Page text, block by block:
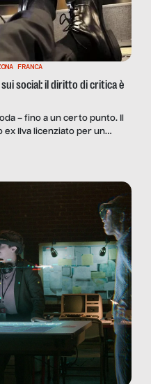
FRANCA
social: il diritto di critica è
– fino a un certo punto. Il
ex Ilva licenziato per un
di Milano che limita le